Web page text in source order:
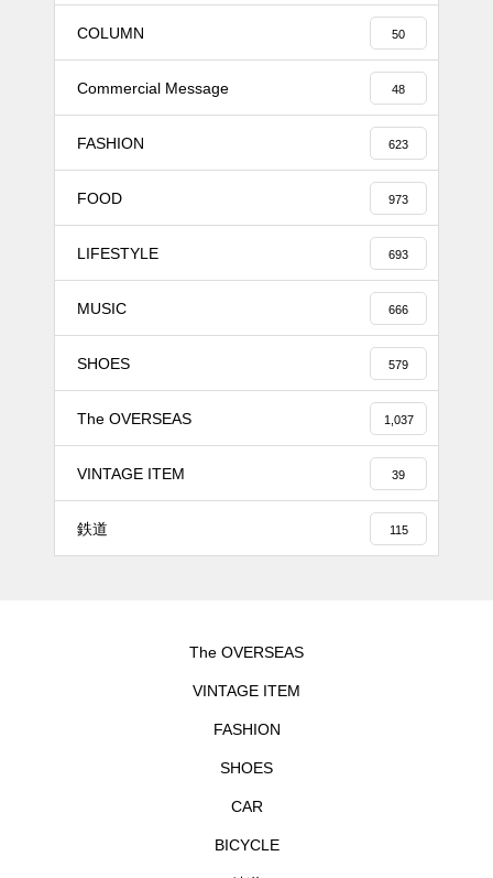
COLUMN 50
Commercial Message 48
FASHION 623
FOOD 973
LIFESTYLE 693
MUSIC 666
SHOES 579
The OVERSEAS 1,037
VINTAGE ITEM 39
鉄道 115
The OVERSEAS
VINTAGE ITEM
FASHION
SHOES
CAR
BICYCLE